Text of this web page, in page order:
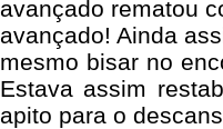
avançado rematou
avançado! Ainda
mesmo bisar no
Estava assim
apito para o